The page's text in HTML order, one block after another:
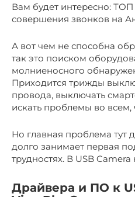
Вам будет интересно:
совершения звонков на
А вот чем не способна
так это поиском
молниеносного
Приходится трижды
провода, выключать
искать проблемы во всем,
Но главная проблема тут
долго занимает первая
трудностях. В USB
Драйвера и ПО к